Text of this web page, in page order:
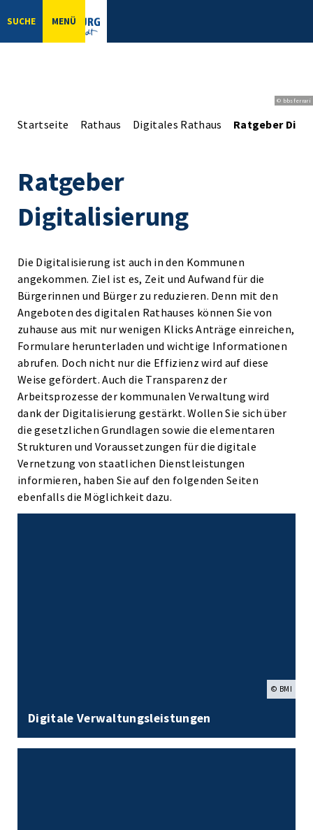
SUCHE MENÜ
© bbsferrari
Startseite Rathaus Digitales Rathaus Ratgeber
Ratgeber
Digitalisierung
Die Digitalisierung ist auch in den Kommunen
angekommen. Ziel ist es, Zeit und Aufwand für die
Bürgerinnen und Bürger zu reduzieren. Denn mit den
Angeboten des digitalen Rathauses können Sie von
zuhause aus mit nur wenigen Klicks Anträge einreichen,
Formulare herunterladen und wichtige Informationen
abrufen. Doch nicht nur die Effizienz wird auf diese
Weise gefördert. Auch die Transparenz der
Arbeitsprozesse der kommunalen Verwaltung wird
dank der Digitalisierung gestärkt. Wollen Sie sich über
die gesetzlichen Grundlagen sowie die elementaren
Strukturen und Voraussetzungen für die digitale
Vernetzung von staatlichen Dienstleistungen
informieren, haben Sie auf den folgenden Seiten
ebenfalls die Möglichkeit dazu.
© BMI
Digitale Verwaltungsleistungen